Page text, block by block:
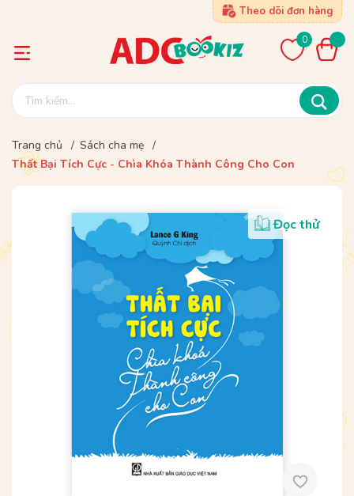
Theo dõi đơn hàng
0
Trang chủ / Sách cha mẹ /
Thất Bại Tích Cực - Chìa Khóa Thành Công Cho Con
Đọc thử